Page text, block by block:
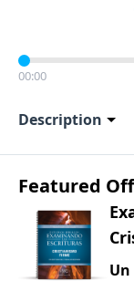
00:00
Description
Featured